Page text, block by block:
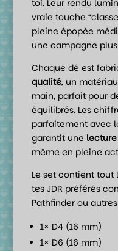
toi. Leur rendu
vraie touche
pleine épopée
une campagne
Chaque dé est
qualité, un
main, parfait pour
équilibrés. Les
parfaitement avec
garantit une
même en pleine
Le set contient tout
tes JDR préférés
Pathfinder ou
1× D4 (16 mm)
1× D6 (16 mm)